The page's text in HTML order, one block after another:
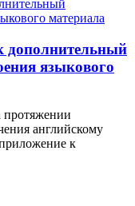
дополнительный
языкового
английскому
к